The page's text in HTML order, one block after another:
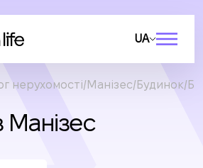
UA
нерухомості Манізес Будинок
Манізес